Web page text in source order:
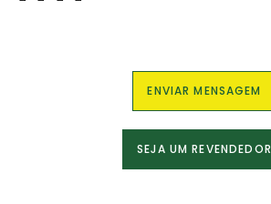
ENVIAR MENSAGEM
SEJA UM REVENDEDOR